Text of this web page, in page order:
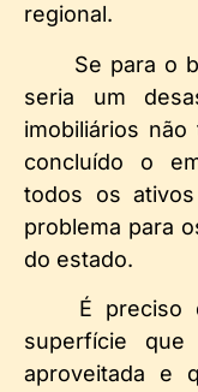
regional.
Se para o
seria um
imobiliários
concluído o
todos os
problema para
do estado.
É preciso
superfície
aproveitada e